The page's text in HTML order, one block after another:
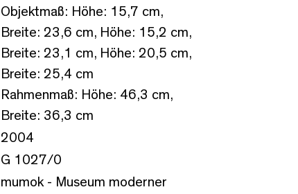
Objektmaß: Höhe: 15,7 cm,
Breite: 23,6 cm, Höhe: 15,2 cm,
Breite: 23,1 cm, Höhe: 20,5 cm,
Breite: 25,4 cm
Rahmenmaß: Höhe: 46,3 cm,
Breite: 36,3 cm
2004
G 1027/0
mumok - Museum moderner